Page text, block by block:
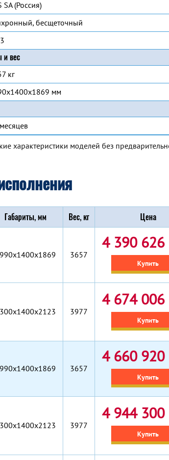
SA (Россия)
бесщеточный
и вес
кг
мм
характеристики моделей без
Габариты, мм Вес, кг Цена
3657
4 390 626
Купить
3977
4 674 006
Купить
3657
4 660 920
Купить
3977
4 944 300
Купить